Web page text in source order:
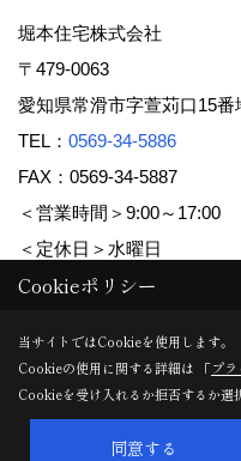
堀本住宅株式会社
〒479-0063
愛知県常滑市字萱苅口15
TEL： 0569-34-5886
FAX：0569-34-5887
＜営業時間＞9:00～17:00
＜定休日＞水曜日
Copyright (c) 堀本住宅株式会社
Produced byゴデスクリエイト
Cookieポリシー
当サイトではCookieを使用します。
Cookieの使用に関する詳細は 「プ
Cookieを受け入れるか拒否するか選
同意する